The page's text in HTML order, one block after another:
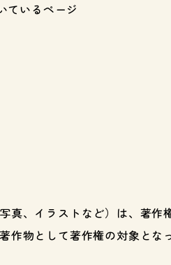
ているページ
、イラストなど）は、著作
作物として著作権の対象と